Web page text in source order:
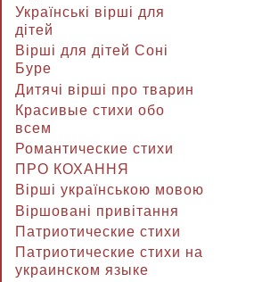
Українські вірші для
дітей
Вірші для дітей Соні
Буре
Дитячі вірші про тварин
Красивые стихи обо
всем
Романтические стихи
ПРО КОХАННЯ
Вірші українською мовою
Віршовані привітання
Патриотические стихи
Патриотические стихи на
украинском языке